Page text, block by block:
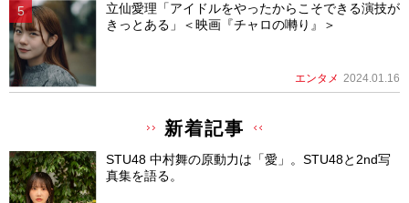
立仙愛理「アイドルをやったからこそできる演技が
きっとある」＜映画『チャロの囀り』＞
エンタメ 2024.01.16
新着記事
STU48 中村舞の原動力は「愛」。STU48と2nd写
真集を語る。